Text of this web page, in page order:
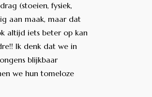
(stoeien, fysiek,
aan maak, maar dat
altijd iets beter op kan
Ik denk dat we in
blijkbaar
we hun tomeloze